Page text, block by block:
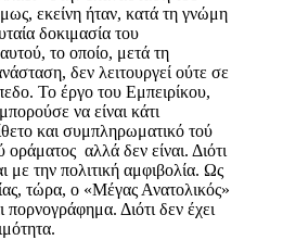
εκείνη ήταν, κατά τη γνώμη
δοκιμασία του
το οποίο, μετά τη
δεν λειτουργεί ούτε σε
Το έργο του Εμπειρίκου,
να είναι κάτι
και συμπληρωματικό τού
οράματος ­ αλλά δεν είναι. Διότι
με την πολιτική αμφιβολία. Ως
τώρα, ο «Μέγας Ανατολικός»
πορνογράφημα. Διότι δεν έχει